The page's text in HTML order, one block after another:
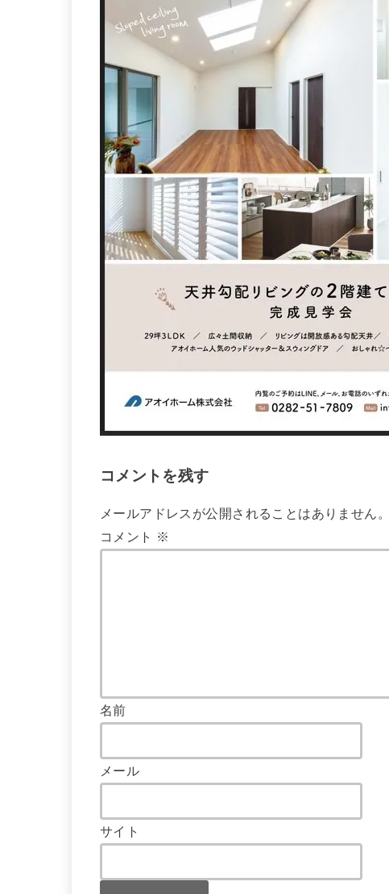
コメントを残す
メールアドレスが公開されることはありません。
コメント
※
名前
メール
サイト